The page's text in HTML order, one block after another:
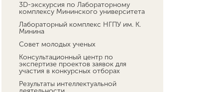
3D-экскурсия по Лабораторному
комплексу Мининского университета
Лабораторный комплекс НГПУ им. К.
Минина
Совет молодых ученых
Консультационный центр по
экспертизе проектов заявок для
участия в конкурсных отборах
Результаты интеллектуальной